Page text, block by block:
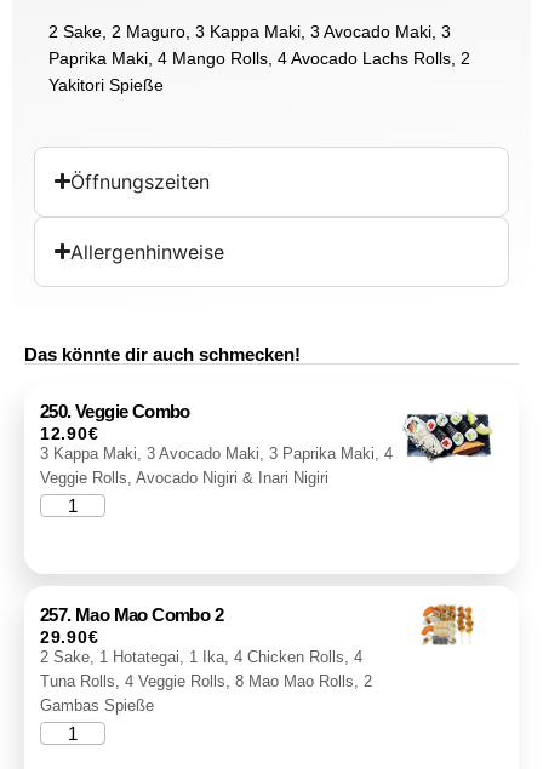
2 Sake, 2 Maguro, 3 Kappa Maki, 3 Avocado Maki, 3
Paprika Maki, 4 Mango Rolls, 4 Avocado Lachs Rolls, 2
Yakitori Spieße
Öffnungszeiten
Allergenhinweise
Das könnte dir auch schmecken!
250. Veggie Combo
12.90€
3 Kappa Maki, 3 Avocado Maki, 3 Paprika Maki, 4
Veggie Rolls, Avocado Nigiri & Inari Nigiri
257. Mao Mao Combo 2
29.90€
2 Sake, 1 Hotategai, 1 Ika, 4 Chicken Rolls, 4
Tuna Rolls, 4 Veggie Rolls, 8 Mao Mao Rolls, 2
Gambas Spieße